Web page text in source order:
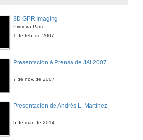
3D GPR Imaging
Primeira Parte
1 de feb. de 2007
Presentación á Prensa de JAI 2007
7 de nov. de 2007
Presentación de Andrés L. Martínez
5 de mar. de 2014